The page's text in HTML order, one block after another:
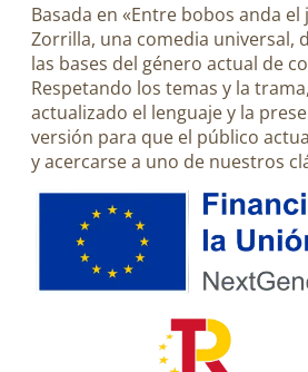
Basada en «Entre bobos anda el
Zorrilla, una comedia universal,
las bases del género actual de
Respetando los temas y la
actualizado el lenguaje y la
versión para que el público
y acercarse a uno de nuestros